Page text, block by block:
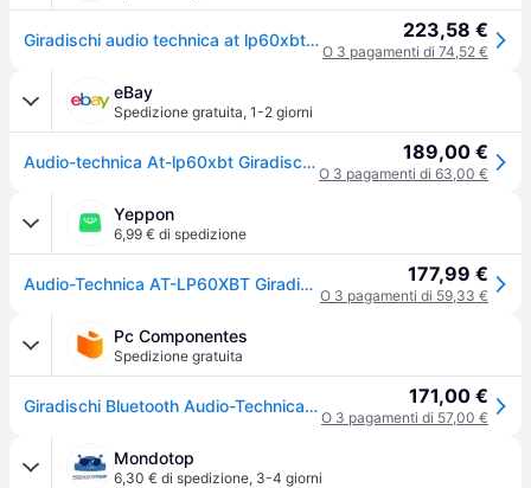
Giradischi audio technica at lp60xbt entry level black 223,58 €
O 3 pagamenti di 74,52 €
eBay
Spedizione gratuita, 1-2 giorni
Audio-technica At-lp60xbt Giradischi Con Trasmissione Cinghia E Bluetooth, Nero 189,00 €
O 3 pagamenti di 63,00 €
Yeppon
6,99 € di spedizione
Audio-Technica AT-LP60XBT Giradischi a Cinghia Completamente Automatico Bluetooth A2DP 33 45 rpm colore Nero 177,99 €
O 3 pagamenti di 59,33 €
Pc Componentes
Spedizione gratuita
Giradischi Bluetooth Audio-Technica LP60XBT nero 171,00 €
O 3 pagamenti di 57,00 €
Mondotop
6,30 € di spedizione, 3-4 giorni